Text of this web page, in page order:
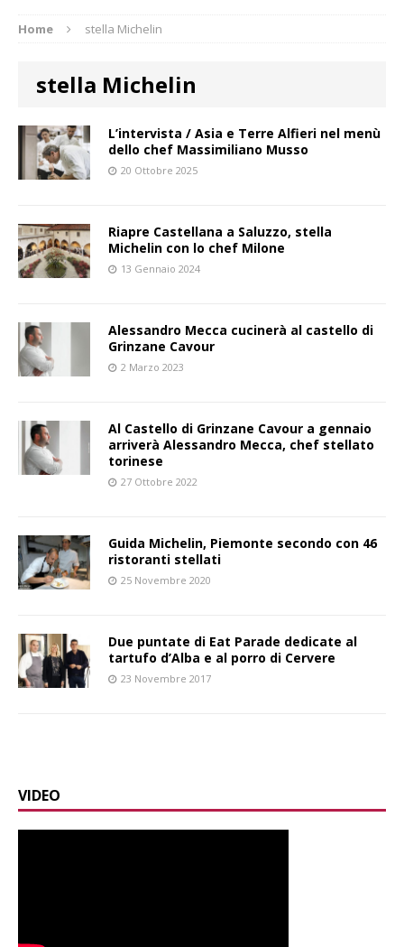
Home stella Michelin
stella Michelin
L’intervista / Asia e Terre Alfieri nel menù
dello chef Massimiliano Musso
20 Ottobre 2025
Riapre Castellana a Saluzzo, stella
Michelin con lo chef Milone
13 Gennaio 2024
Alessandro Mecca cucinerà al castello di
Grinzane Cavour
2 Marzo 2023
Al Castello di Grinzane Cavour a gennaio
arriverà Alessandro Mecca, chef stellato
torinese
27 Ottobre 2022
Guida Michelin, Piemonte secondo con 46
ristoranti stellati
25 Novembre 2020
Due puntate di Eat Parade dedicate al
tartufo d’Alba e al porro di Cervere
23 Novembre 2017
VIDEO